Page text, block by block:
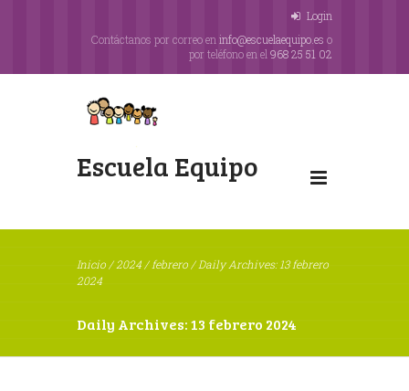
Login
Contáctanos por correo en info@escuelaequipo.es o
por teléfono en el 968 25 51 02
Escuela Equipo
Inicio/2024/febrero/Daily Archives: 13 febrero
2024
Daily Archives: 13 febrero 2024